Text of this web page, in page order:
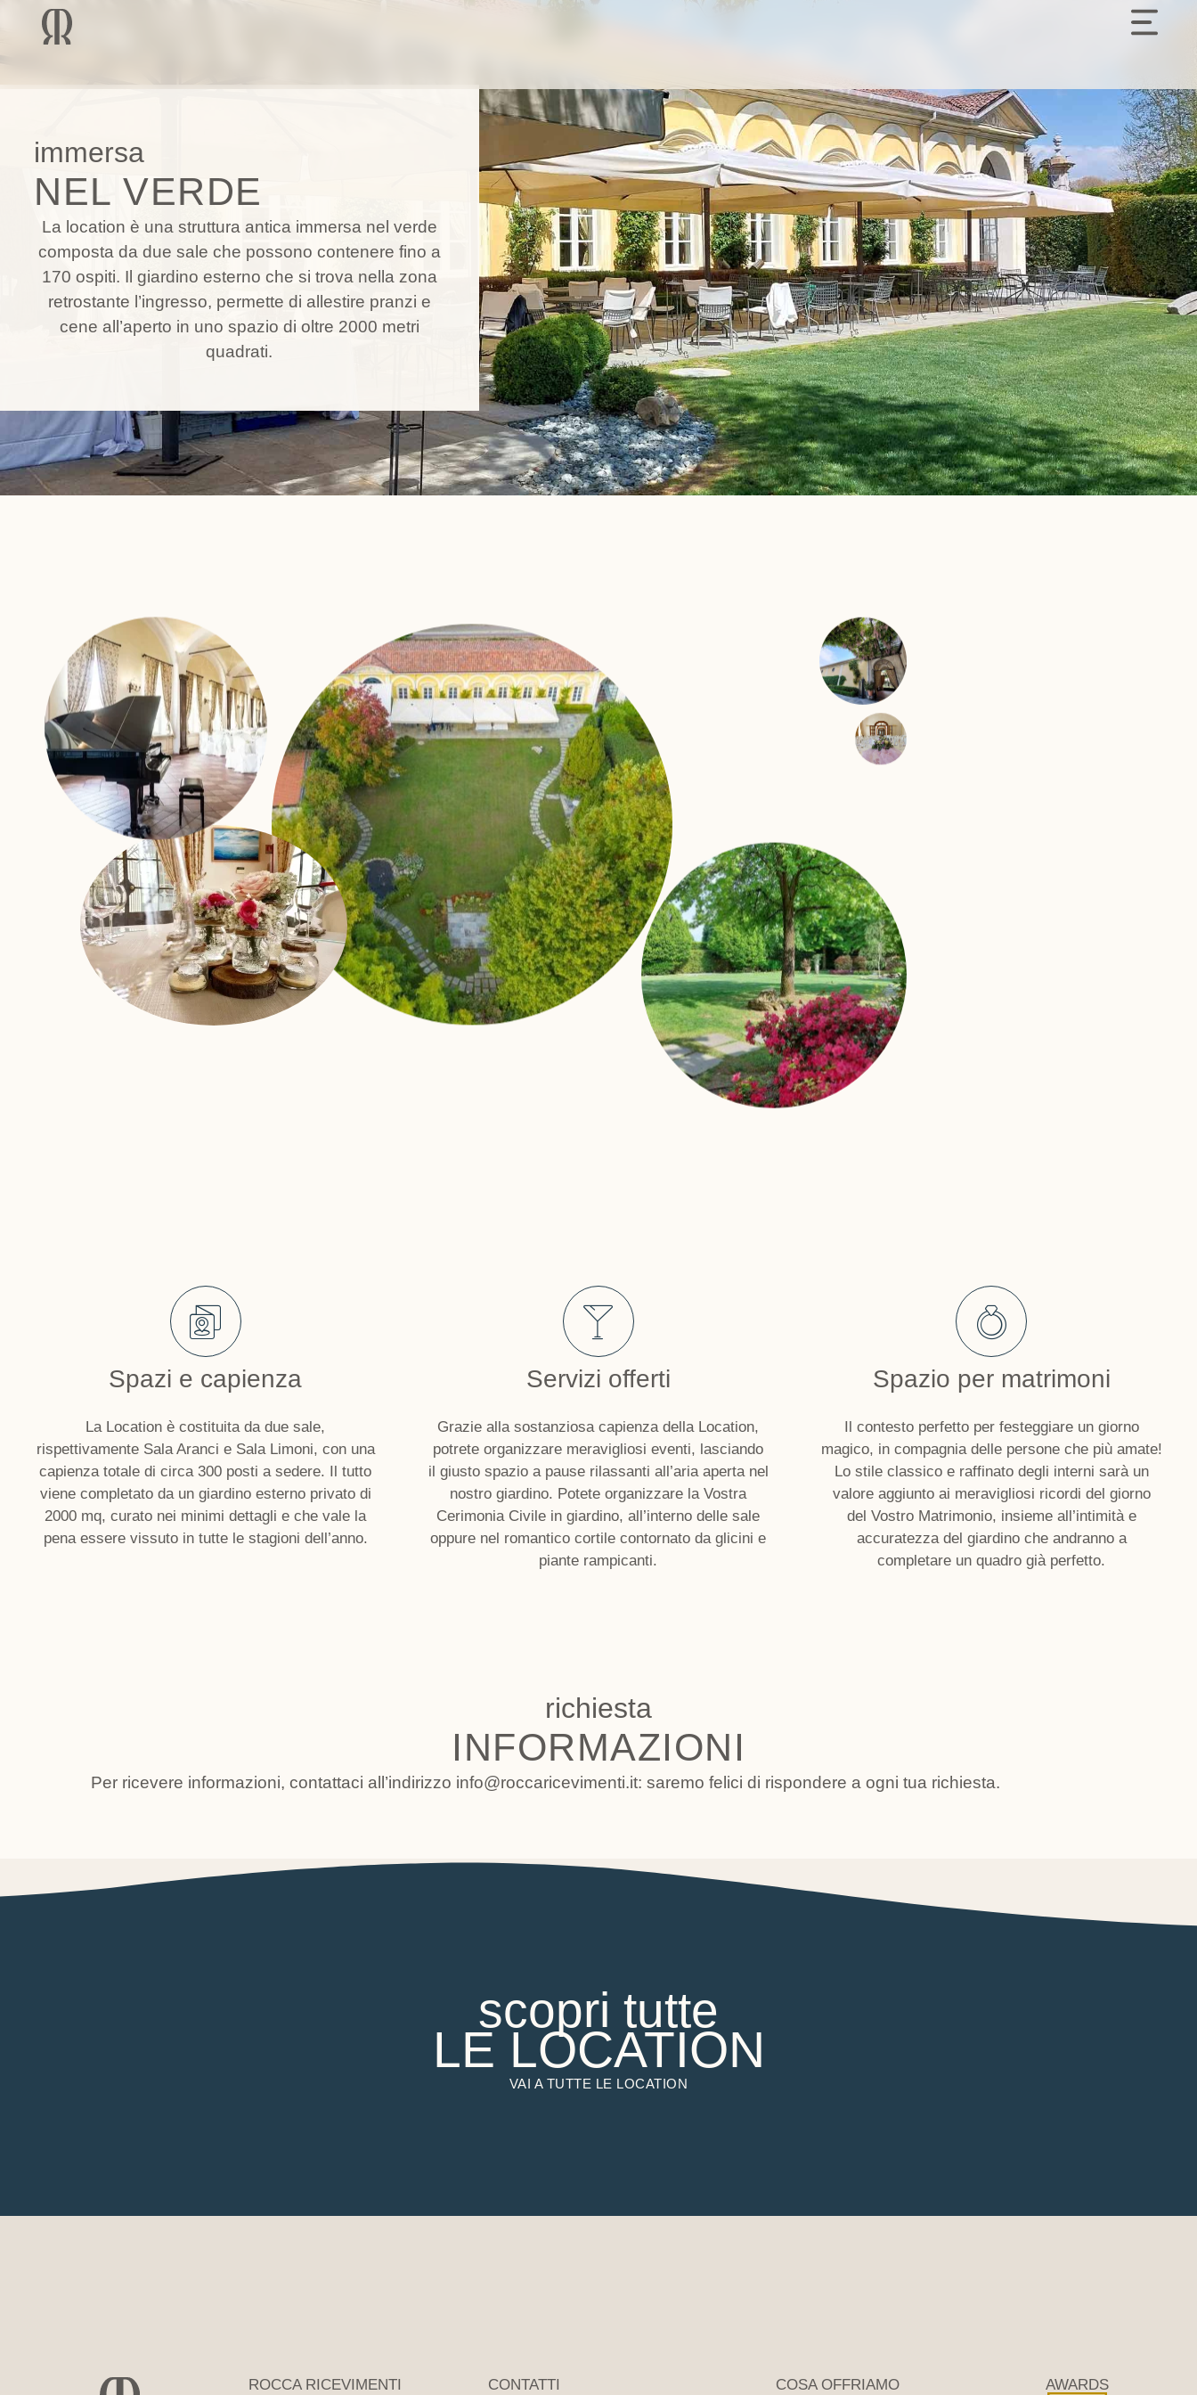
immersa
NEL VERDE
La location è una struttura antica immersa nel verde
composta da due sale che possono contenere fino a
170 ospiti. Il giardino esterno che si trova nella zona
retrostante l’ingresso, permette di allestire pranzi e
cene all’aperto in uno spazio di oltre 2000 metri
quadrati.
Spazi e capienza
La Location è costituita da due sale,
rispettivamente Sala Aranci e Sala Limoni, con una
capienza totale di circa 300 posti a sedere. Il tutto
viene completato da un giardino esterno privato di
2000 mq, curato nei minimi dettagli e che vale la
pena essere vissuto in tutte le stagioni dell’anno.​
Servizi offerti
Grazie alla sostanziosa capienza della Location,
potrete organizzare meravigliosi eventi, lasciando
il giusto spazio a pause rilassanti all’aria aperta nel
nostro giardino. Potete organizzare la Vostra
Cerimonia Civile in giardino, all’interno delle sale
oppure nel romantico cortile contornato da glicini e
piante rampicanti.
Spazio per matrimoni
Il contesto perfetto per festeggiare un giorno
magico, in compagnia delle persone che più amate!
Lo stile classico e raffinato degli interni sarà un
valore aggiunto ai meravigliosi ricordi del giorno
del Vostro Matrimonio, insieme all’intimità e
accuratezza del giardino che andranno a
completare un quadro già perfetto.
richiesta
INFORMAZIONI
Per ricevere informazioni, contattaci all’indirizzo info@roccaricevimenti.it: saremo felici di rispondere a ogni tua richiesta.
scopri tutte
LE LOCATION
VAI A TUTTE LE LOCATION
ROCCA RICEVIMENTI CONTATTI COSA OFFRIAMO AWARDS